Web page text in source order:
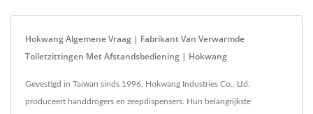
Hokwang Algemene Vraag | Fabrikant Van Verwarmde
Toiletzittingen Met Afstandsbediening | Hokwang
Gevestigd in Taiwan sinds 1996, Hokwang Industries Co., Ltd.
produceert handdrogers en zeepdispensers. Hun belangrijkste